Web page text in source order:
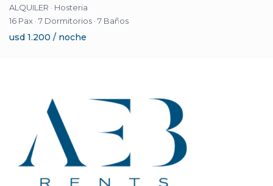
ALQUILER · Hosteria
16 Pax · 7 Dormitorios · 7 Baños
usd 1.200 / noche